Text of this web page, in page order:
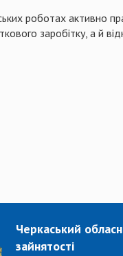
роботах активно
заробітку, а й
Черкаський
зайнятості